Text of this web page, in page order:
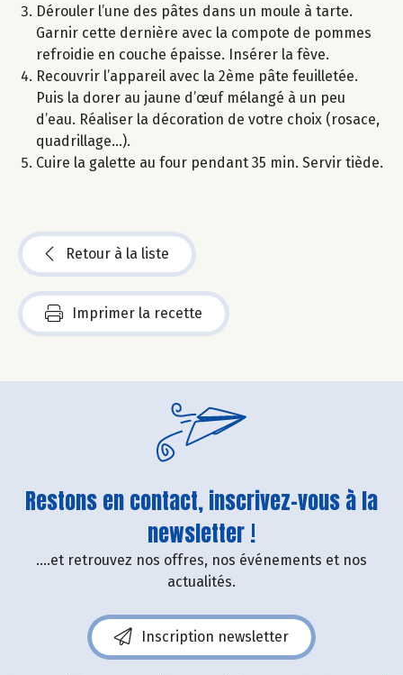
Dérouler l’une des pâtes dans un moule à tarte.
Garnir cette dernière avec la compote de pommes
refroidie en couche épaisse. Insérer la fève.
Recouvrir l’appareil avec la 2ème pâte feuilletée.
Puis la dorer au jaune d’œuf mélangé à un peu
d’eau. Réaliser la décoration de votre choix (rosace,
quadrillage...).
Cuire la galette au four pendant 35 min. Servir tiède.
Retour à la liste
Imprimer la recette
Restons en contact, inscrivez-vous à la
newsletter !
....et retrouvez nos offres, nos événements et nos
actualités.
Inscription newsletter